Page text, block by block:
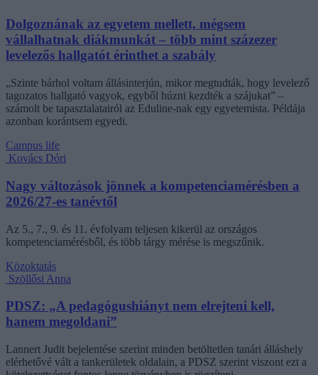
Dolgoznának az egyetem mellett, mégsem
vállalhatnak diákmunkát – több mint százezer
levelezős hallgatót érinthet a szabály
„Szinte bárhol voltam állásinterjún, mikor megtudták, hogy levelező
tagozatos hallgató vagyok, egyből húzni kezdték a szájukat” –
számolt be tapasztalatairól az Eduline-nak egy egyetemista. Példája
azonban korántsem egyedi.
Campus life
Kovács Dóri
Nagy változások jönnek a kompetenciamérésben a
2026/27-es tanévtől
Az 5., 7., 9. és 11. évfolyam teljesen kikerül az országos
kompetenciamérésből, és több tárgy mérése is megszűnik.
Közoktatás
Szöllősi Anna
PDSZ: „A pedagógushiányt nem elrejteni kell,
hanem megoldani”
Lannert Judit bejelentése szerint minden betöltetlen tanári álláshely
elérhetővé vált a tankerületek oldalain, a PDSZ szerint viszont ezt a